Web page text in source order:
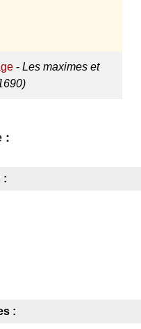
-Les maximes et
:
:
: